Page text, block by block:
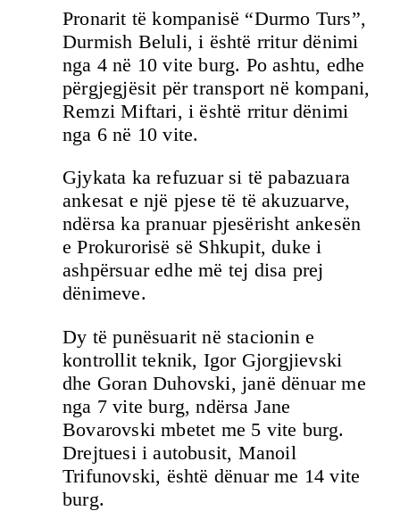
Pronarit të kompanisë “Durmo Turs”,
Durmish Beluli, i është rritur dënimi
nga 4 në 10 vite burg. Po ashtu, edhe
përgjegjësit për transport në kompani,
Remzi Miftari, i është rritur dënimi
nga 6 në 10 vite.
Gjykata ka refuzuar si të pabazuara
ankesat e një pjese të të akuzuarve,
ndërsa ka pranuar pjesërisht ankesën
e Prokurorisë së Shkupit, duke i
ashpërsuar edhe më tej disa prej
dënimeve.
Dy të punësuarit në stacionin e
kontrollit teknik, Igor Gjorgjievski
dhe Goran Duhovski, janë dënuar me
nga 7 vite burg, ndërsa Jane
Bovarovski mbetet me 5 vite burg.
Drejtuesi i autobusit, Manoil
Trifunovski, është dënuar me 14 vite
burg.